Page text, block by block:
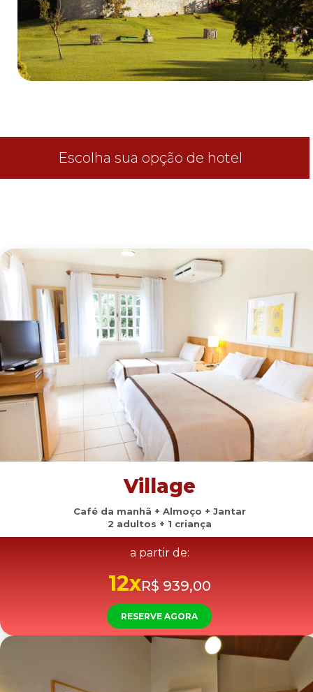
Escolha sua opção de hotel
Village
Café da manhã + Almoço + Jantar
2 adultos + 1 criança
a partir de:
12xR$ 939,00
RESERVE AGORA